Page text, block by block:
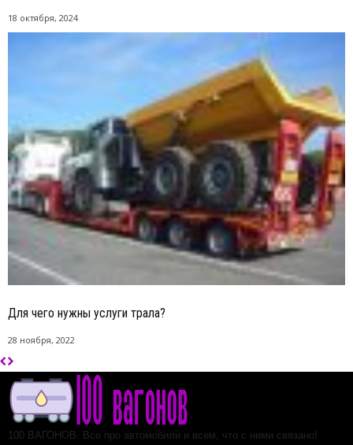
18 октября, 2024
Для чего нужны услуги трала?
28 ноября, 2022
100 ВАГОНОВ. Все про автомобили и всем, что с ними связано!